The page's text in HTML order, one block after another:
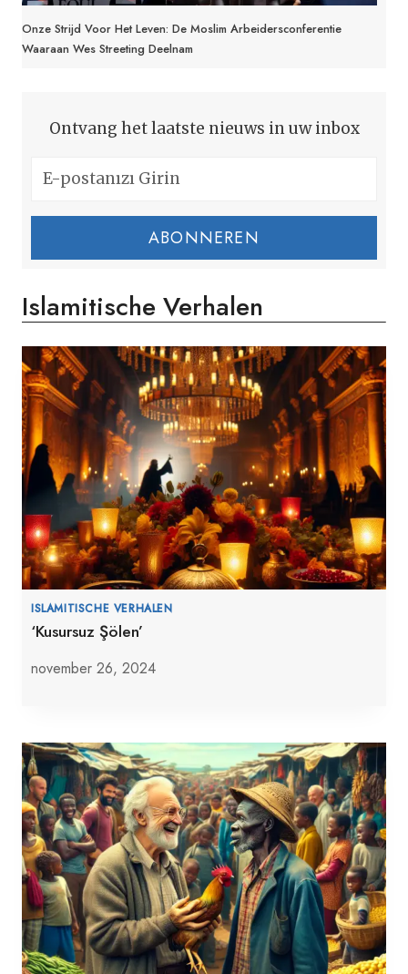
Onze Strijd Voor Het Leven: De Moslim Arbeidersconferentie
Waaraan Wes Streeting Deelnam
Ontvang het laatste nieuws in uw inbox
ABONNEREN
Islamitische Verhalen
ISLAMITISCHE VERHALEN
‘Kusursuz Şölen’
november 26, 2024